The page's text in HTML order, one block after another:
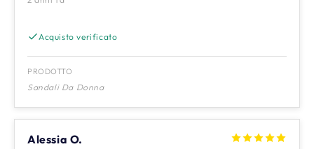
Acquisto verificato
PRODOTTO
Sandali Da Donna
Alessia O.